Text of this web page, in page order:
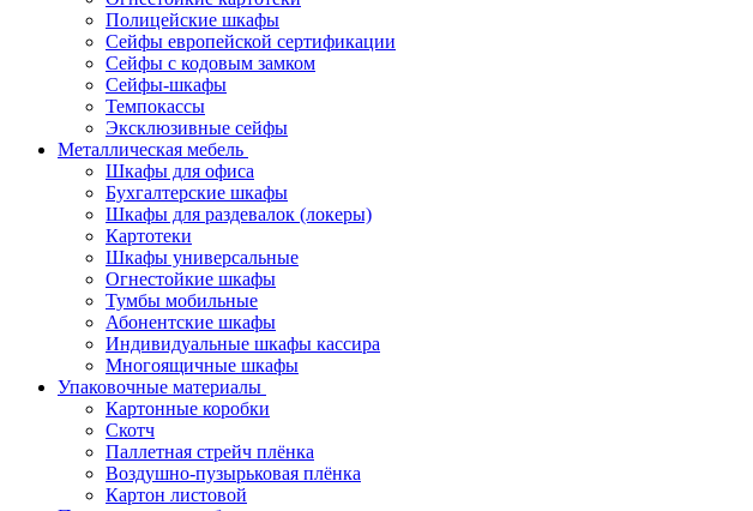
Полицейские шкафы
Сейфы европейской сертификации
Сейфы с кодовым замком
Сейфы-шкафы
Темпокассы
Эксклюзивные сейфы
Металлическая мебель
Шкафы для офиса
Бухгалтерские шкафы
Шкафы для раздевалок (локеры)
Картотеки
Шкафы универсальные
Огнестойкие шкафы
Тумбы мобильные
Абонентские шкафы
Индивидуальные шкафы кассира
Многоящичные шкафы
Упаковочные материалы
Картонные коробки
Скотч
Паллетная стрейч плёнка
Воздушно-пузырьковая плёнка
Картон листовой